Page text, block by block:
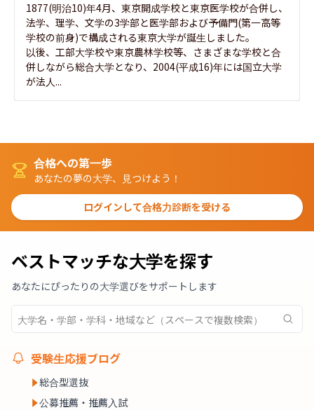
1877(明治10)年4月、東京開成学校と東京医学校が合併し、
法学、理学、文学の3学部と医学部および予備門(第一高等
学校の前身)で構成される東京大学が誕生しました。
以後、工部大学校や東京農林学校等、さまざまな学校と合
併しながら総合大学となり、2004(平成16)年には国立大学
が法人...
合格への第一歩
あなたの夢の大学、見つけよう！
ログインして合格力診断を受ける
ベストマッチな大学を探す
あなたにぴったりの大学選びをサポートします
受験生応援ブログ
総合型選抜
公募推薦・推薦入試